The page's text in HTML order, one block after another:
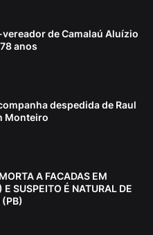
de Camalaú Aluízio
anos
despedida de Raul
Monteiro
A FACADAS EM
E SUSPEITO É NATURAL DE
(PB)